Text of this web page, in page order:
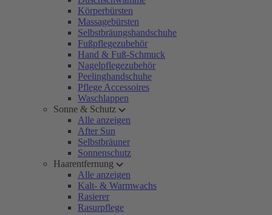
Körperbürsten
Massagebürsten
Selbstbräungshandschuhe
Fußpflegezubehör
Hand & Fuß-Schmuck
Nagelpflegezubehör
Peelinghandschuhe
Pflege Accessoires
Waschlappen
Sonne & Schutz
Alle anzeigen
After Sun
Selbstbräuner
Sonnenschutz
Haarentfernung
Alle anzeigen
Kalt- & Warmwachs
Rasierer
Rasurpflege